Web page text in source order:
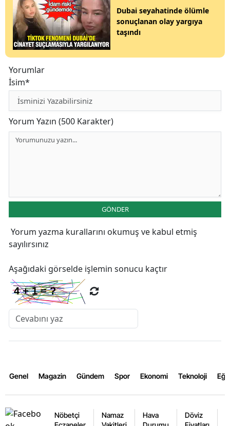
Dubai seyahatinde ölümle
sonuçlanan olay yargıya
taşındı
Yorumlar
İsim*
Yorum Yazın (500 Karakter)
GÖNDER
Yorum yazma kurallarını okumuş ve kabul etmiş
sayılırsınız
Aşağıdaki görselde işlemin sonucu kaçtır
Genel Magazin Gündem Spor Ekonomi Teknoloji
Nöbetçi
Namaz
Hava
Döviz